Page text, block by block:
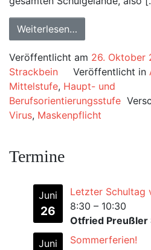
Weiterlesen…
Veröffentlicht am 26. Oktober
Strackbein
Veröffentlicht in
Mittelstufe, Haupt- und
Berufsorientierungsstufe
Virus, Maskenpflicht
Termine
Juni
26
Letzter Schultag
8:30 – 10:30
Otfried Preußler
Juni
Sommerferien!